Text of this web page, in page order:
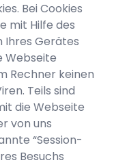
Bei Cookies
mit Hilfe des
Ihres Gerätes
Webseite
Rechner keinen
Teils sind
die Webseite
von uns
“Session-
Besuchs